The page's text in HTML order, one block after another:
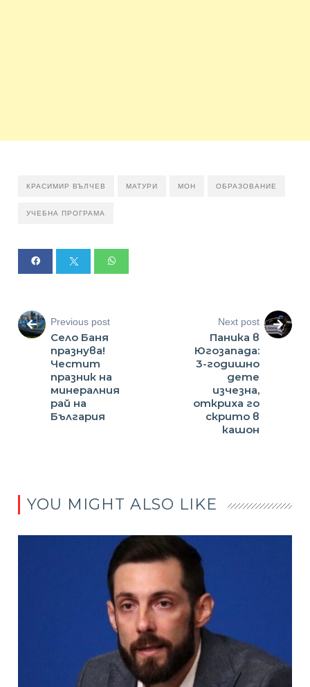
КРАСИМИР ВЪЛЧЕВ МАТУРИ МОН ОБРАЗОВАНИЕ
УЧЕБНА ПРОГРАМА
Previous post
Село Баня
празнува!
Честит
празник на
минералния
рай на
България
Next post
Паника в
Югозапада:
3-годишно
дете
изчезна,
откриха го
скрито в
кашон
YOU MIGHT ALSO LIKE